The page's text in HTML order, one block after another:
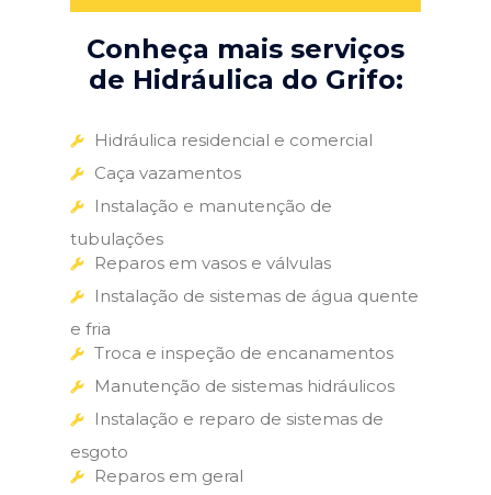
Conheça mais serviços
de Hidráulica do Grifo:
Hidráulica residencial e comercial
Caça vazamentos
Instalação e manutenção de
tubulações
Reparos em vasos e válvulas
Instalação de sistemas de água quente
e fria
Troca e inspeção de encanamentos
Manutenção de sistemas hidráulicos
Instalação e reparo de sistemas de
esgoto
Reparos em geral